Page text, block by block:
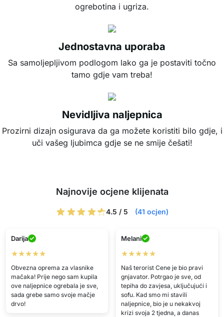
ogrebotina i ugriza.
Jednostavna uporaba
Sa samoljepljivom podlogom lako ga je postaviti točno
tamo gdje vam treba!
Nevidljiva naljepnica
Prozirni dizajn osigurava da ga možete koristiti bilo gdje, i
uči vašeg ljubimca gdje se ne smije češati!
Najnovije ocjene klijenata
4.5 / 5 (41 ocjen)
Darija
★★★★★
Obvezna oprema za vlasnike
mačaka! Prije nego sam kupila
ove naljepnice ogrebala je sve,
sada grebe samo svoje mačje
drvo!
Melani
★★★★★
Naš terorist Cene je bio pravi
gnjavator. Potrgao je sve, od
tepiha do zavjesa, uključujući i
sofu. Kad smo mi stavili
naljepnice, bio je u nekakvoj
krizi svoja 2 tjedna, a danas